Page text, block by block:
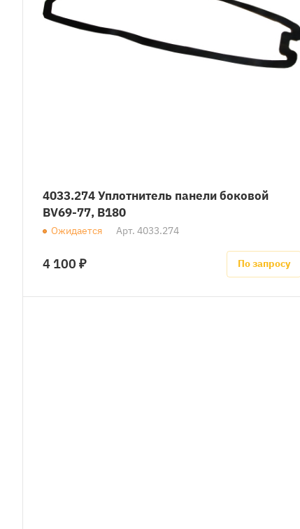
4033.274 Уплотнитель панели боковой
BV69-77, B180
Ожидается Арт. 4033.274
4 100 ₽ По запросу